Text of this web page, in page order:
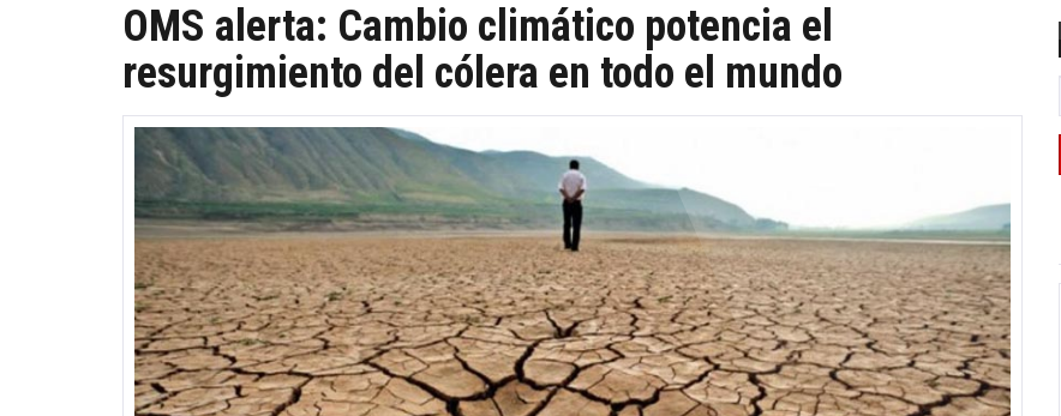
OMS alerta: Cambio climático potencia el
resurgimiento del cólera en todo el mundo